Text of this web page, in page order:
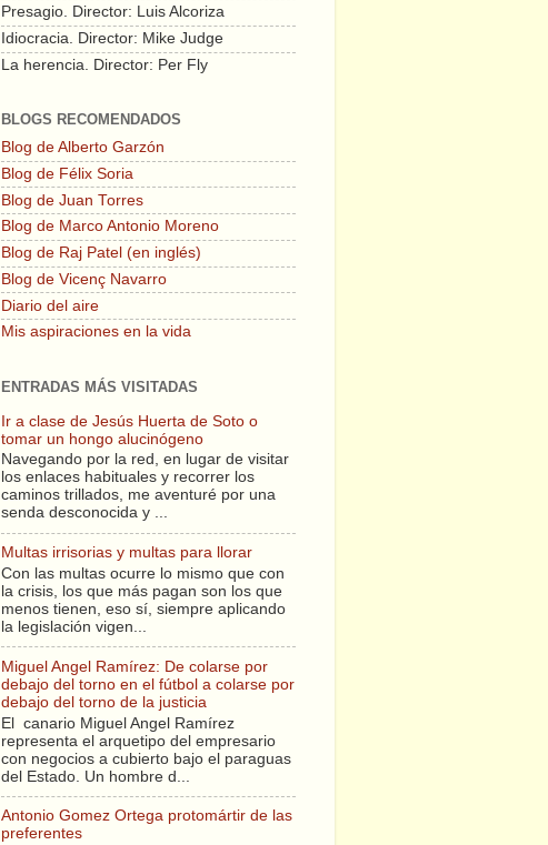
Presagio. Director: Luis Alcoriza
Idiocracia. Director: Mike Judge
La herencia. Director: Per Fly
BLOGS RECOMENDADOS
Blog de Alberto Garzón
Blog de Félix Soria
Blog de Juan Torres
Blog de Marco Antonio Moreno
Blog de Raj Patel (en inglés)
Blog de Vicenç Navarro
Diario del aire
Mis aspiraciones en la vida
ENTRADAS MÁS VISITADAS
Ir a clase de Jesús Huerta de Soto o
tomar un hongo alucinógeno
Navegando por la red, en lugar de visitar
los enlaces habituales y recorrer los
caminos trillados, me aventuré por una
senda desconocida y ...
Multas irrisorias y multas para llorar
Con las multas ocurre lo mismo que con
la crisis, los que más pagan son los que
menos tienen, eso sí, siempre aplicando
la legislación vigen...
Miguel Angel Ramírez: De colarse por
debajo del torno en el fútbol a colarse por
debajo del torno de la justicia
El canario Miguel Angel Ramírez
representa el arquetipo del empresario
con negocios a cubierto bajo el paraguas
del Estado. Un hombre d...
Antonio Gomez Ortega protomártir de las
preferentes